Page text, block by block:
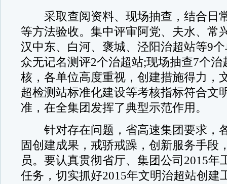
采取查阅资料、现场抽查，结合日
等方法验收。集中评审阿党、夫水、常
汉中东、白河、褒城、泾阳治超站等9
众无记名测评2个治超站;现场抽查7个治
核，各单位高度重视，创建措施得力，
超检测站标准化建设等考核指标符合文
准，在全集团发挥了典型示范作用。
针对存在问题，省高速集团要求，
固创建成果，戒骄戒躁，创新服务手段
员。要认真贯彻省厅、集团公司2015年
任务，切实抓好2015年文明治超站创建